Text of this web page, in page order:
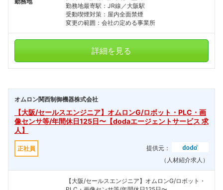
勤務地最寄駅：JR線／大阪駅
受動喫煙対策：屋内全面禁煙
変更の範囲：会社の定める事業所
詳細を見る
オムロン関西制御機器株式会社
【大阪/セールスエンジニア】オムロンG/ロボット・PLC・画
像センサ等/年間休日125日〜【dodaエージェントサービス 求
人】
正社員
提供元：
（人材紹介求人）
【大阪/セールスエンジニア】オムロンG/ロボット・